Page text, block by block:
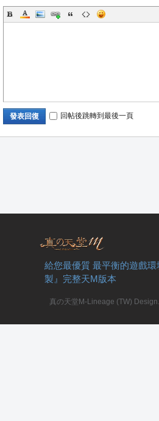
發表回復 回帖後跳轉到最後一頁
給您最優質 最平衡的遊戲
製』完整天M版本
真の天堂M-Lineage (TW)